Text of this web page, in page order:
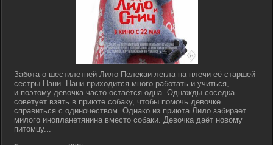
Забота о шестилетней Лило Пелекаи легла на плечи её старшей
сестры Нани. Нани приходится много работать и учиться,
и поэтому девочка часто остаётся одна. Однажды соседка
советует взять в приюте собаку, чтобы помочь девочке
справиться с одиночеством. Однако из приюта Лило забирает
милого инопланетянина вместо собаки. Девочка даёт новому
питомцу...